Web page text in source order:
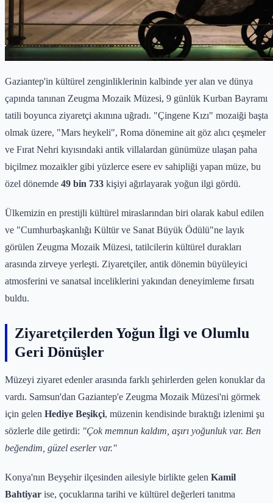
Gaziantep'in kültürel zenginliklerinin kalbinde yer alan ve dünya
çapında tanınan Zeugma Mozaik Müzesi, 9 günlük Kurban Bayramı
tatili boyunca ziyaretçi akınına uğradı. "Çingene Kızı" mozaiği başta
olmak üzere, "Mars heykeli", Roma dönemine ait göz alıcı çeşmeler
ve Fırat Nehri kıyısındaki antik villalardan günümüze ulaşan paha
biçilmez mozaikler gibi yüzlerce esere ev sahipliği yapan müze, bu
özel dönemde 49 bin 733 kişiyi ağırlayarak yoğun ilgi gördü.
Ülkemizin en prestijli kültürel miraslarından biri olarak kabul edilen
ve "Cumhurbaşkanlığı Kültür ve Sanat Büyük Ödülü"ne layık
görülen Zeugma Mozaik Müzesi, tatilcilerin kültürel durakları
arasında zirveye yerleşti. Ziyaretçiler, antik dönemin büyüleyici
atmosferini ve sanatsal inceliklerini yakından deneyimleme fırsatı
buldu.
Ziyaretçilerden Yoğun İlgi ve Olumlu
Geri Dönüşler
Müzeyi ziyaret edenler arasında farklı şehirlerden gelen konuklar da
vardı. Samsun'dan Gaziantep'e Zeugma Mozaik Müzesi'ni görmek
için gelen Hediye Beşikçi, müzenin kendisinde bıraktığı izlenimi şu
sözlerle dile getirdi: "Çok memnun kaldım, aşırı yoğunluk var. Ben
beğendim, güzel eserler var."
Konya'nın Beyşehir ilçesinden ailesiyle birlikte gelen Kamil
Bahtiyar ise, çocuklarına tarihi ve kültürel değerleri tanıtma